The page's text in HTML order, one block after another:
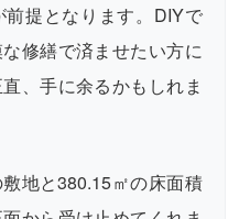
提となります。DIYで
修繕で済ませたい方に
、手に余るかもしれま
地と380.15㎡の床面積